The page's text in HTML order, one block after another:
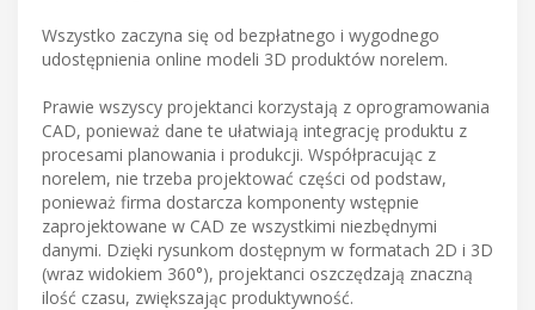
Wszystko zaczyna się od bezpłatnego i wygodnego
udostępnienia online modeli 3D produktów norelem.
Prawie wszyscy projektanci korzystają z oprogramowania
CAD, ponieważ dane te ułatwiają integrację produktu z
procesami planowania i produkcji. Współpracując z
norelem, nie trzeba projektować części od podstaw,
ponieważ firma dostarcza komponenty wstępnie
zaprojektowane w CAD ze wszystkimi niezbędnymi
danymi. Dzięki rysunkom dostępnym w formatach 2D i 3D
(wraz widokiem 360°), projektanci oszczędzają znaczną
ilość czasu, zwiększając produktywność.